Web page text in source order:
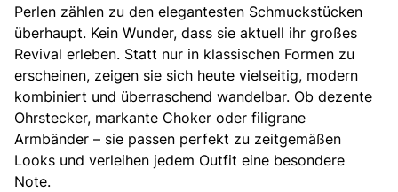
Perlen zählen zu den elegantesten Schmuckstücken
überhaupt. Kein Wunder, dass sie aktuell ihr großes
Revival erleben. Statt nur in klassischen Formen zu
erscheinen, zeigen sie sich heute vielseitig, modern
kombiniert und überraschend wandelbar. Ob dezente
Ohrstecker, markante Choker oder filigrane
Armbänder – sie passen perfekt zu zeitgemäßen
Looks und verleihen jedem Outfit eine besondere
Note.